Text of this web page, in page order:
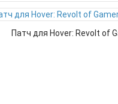
Патч для Hover: Revolt of